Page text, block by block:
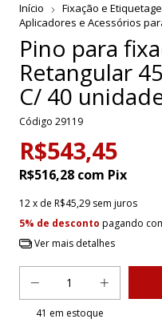
Início Fixação e
Aplicadores e Acessórios
Pino para
Retangular
C/ 40
Código 29119
R$543,45
R$516,28 com Pix
12x de R$45,29 sem juros
5% de desconto pagando
Ver mais detalhes
41 em estoque